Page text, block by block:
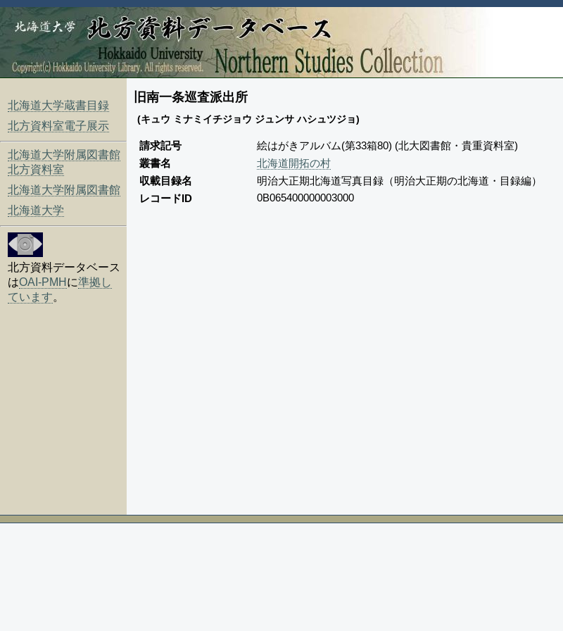
北海道大学蔵書目録
北方資料室電子展示
北海道大学附属図書館
北方資料室
北海道大学附属図書館
北海道大学
北方資料データベース
はOAI-PMH に準拠し
ています。
旧南一条巡査派出所
(キュウ ミナミイチジョウ ジュンサ ハシュツジョ)
請求記号
絵はがきアルバム(第33箱80) (北大図書館・貴重資料室)
叢書名
北海道開拓の村
収載目録名
明治大正期北海道写真目録（明治大正期の北海道・目録編）
レコードID
0B065400000003000